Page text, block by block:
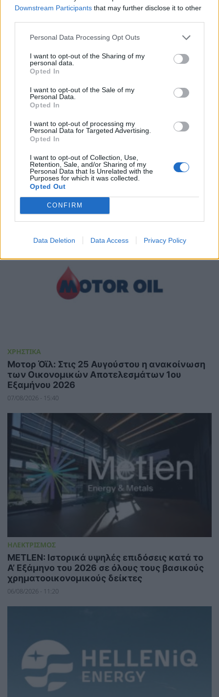
Downstream Participants that may further disclose it to other
Personal Data Processing Opt Outs
I want to opt-out of the Sharing of my
personal data.
Opted In
I want to opt-out of the Sale of my
Personal Data.
Opted In
I want to opt-out of processing my
Personal Data for Targeted Advertising.
Opted In
I want to opt-out of Collection, Use,
Retention, Sale, and/or Sharing of my
Personal Data that Is Unrelated with the
Purposes for which it was collected.
Opted Out
CONFIRM
Data Deletion Data Access Privacy Policy
ΠΕΡΙΣΣΟΤΕΡΑ ΣΤΗΝ ΙΔΙΑ
ΚΑΤΗΓΟΡΙΑ
Enaon EDA: Kαμία διαρροή φυσικού
Πειραιώς: νέα, διπλή επιβράβευση σε
ΣΧΕΤΙΚΑ ΑΡΘΡΑ
ΧΡΗΣΤΙΚΑ
Μοτορ Όϊλ: Στις 25 Αυγούστου η ανακοίνωση
των Οικονομικών Αποτελεσμάτων 1ου
Εξαμήνου 2026
07/08/2026 - 15:40
ΗΛΕΚΤΡΙΣΜΟΣ
METLEN: Ιστορικά υψηλές επιδόσεις κατά το
Α’ Εξάμηνο του 2026 σε όλους τους βασικούς
χρηματοοικονομικούς δείκτες
06/08/2026 - 11:20